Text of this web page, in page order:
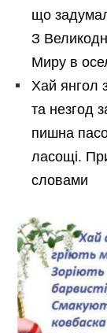
що
З
Миру в
Хай янгол
та незгод
пишна
ласощі.
словами